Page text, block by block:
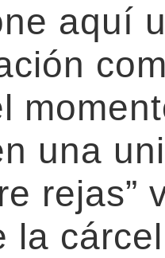
aquí
una
rejas”
la